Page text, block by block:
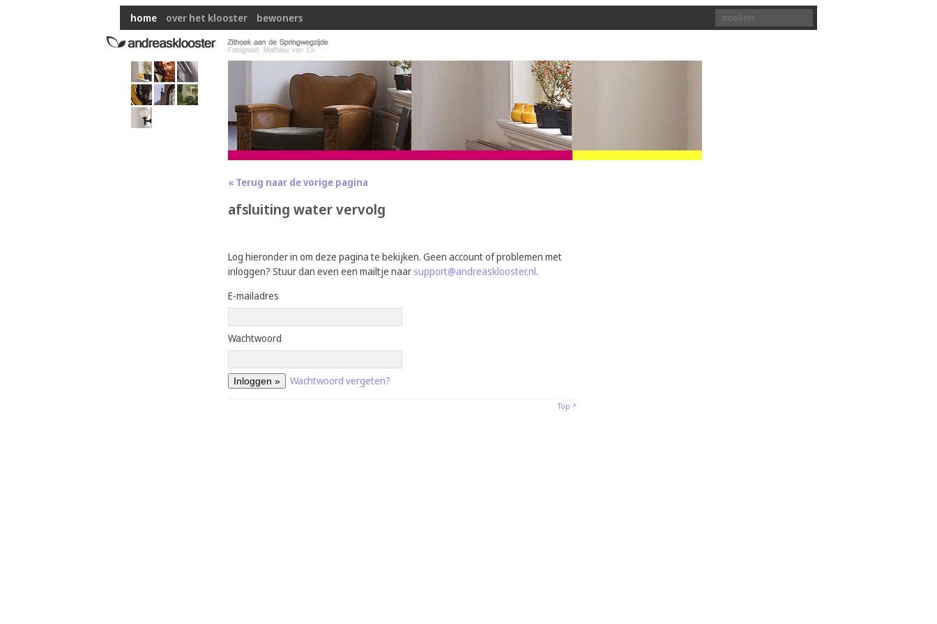
home over het klooster bewoners
« Terug naar de vorige pagina
afsluiting water vervolg
Log hieronder in om deze pagina te bekijken. Geen account of problemen met
inloggen? Stuur dan even een mailtje naar support@andreasklooster.nl.
E-mailadres
Wachtwoord
Wachtwoord vergeten?
Top ^